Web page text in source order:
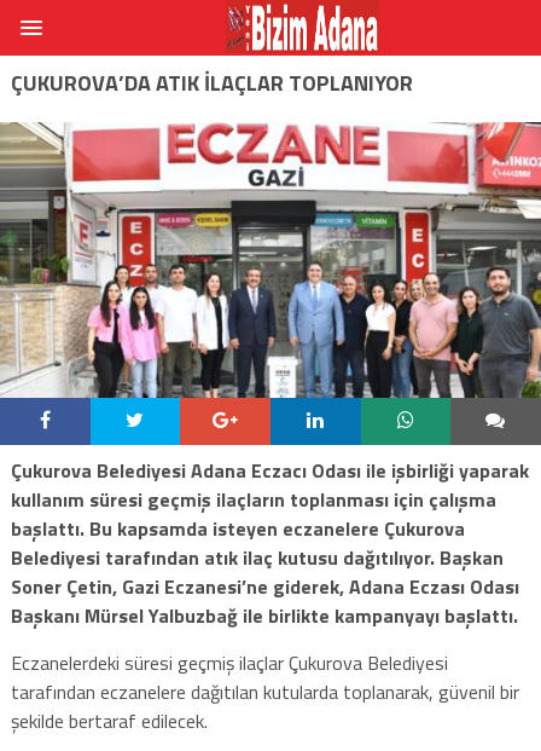
ÇUKUROVA’DA ATIK ILAÇLAR TOPLANIYOR
Çukurova Belediyesi Adana Eczacı Odası ile işbirliği yaparak
kullanım süresi geçmiş ilaçların toplanması için çalışma
başlattı. Bu kapsamda isteyen eczanelere Çukurova
Belediyesi tarafından atık ilaç kutusu dağıtılıyor. Başkan
Soner Çetin, Gazi Eczanesi’ne giderek, Adana Eczası Odası
Başkanı Mürsel Yalbuzbağ ile birlikte kampanyayı başlattı.
Eczanelerdeki süresi geçmiş ilaçlar Çukurova Belediyesi
tarafından eczanelere dağıtılan kutularda toplanarak, güvenil bir
şekilde bertaraf edilecek.